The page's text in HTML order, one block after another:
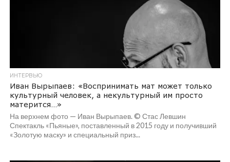
ИНТЕРВЬЮ
Иван Вырыпаев: «Воспринимать мат может только
культурный человек, а некультурный им просто
матерится…»
На верхнем фото — Иван Вырыпаев. © Стас Левшин
Спектакль «Пьяные», поставленный в 2015 году и получивший
«Золотую маску» и специальный приз...